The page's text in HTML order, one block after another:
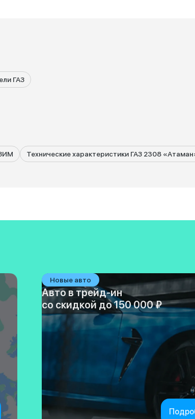
ГАЗ
Технические характеристики ГАЗ 2308
Новые авто
Авто в трейд-ин
со скидкой до 150 000 ₽